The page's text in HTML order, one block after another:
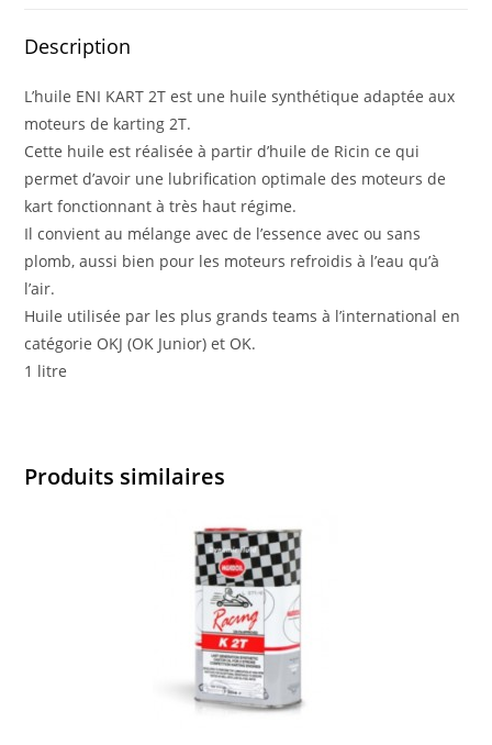
Description
L’huile ENI KART 2T est une huile synthétique adaptée aux
moteurs de karting 2T.
Cette huile est réalisée à partir d’huile de Ricin ce qui
permet d’avoir une lubrification optimale des moteurs de
kart fonctionnant à très haut régime.
Il convient au mélange avec de l’essence avec ou sans
plomb, aussi bien pour les moteurs refroidis à l’eau qu’à
l’air.
Huile utilisée par les plus grands teams à l’international en
catégorie OKJ (OK Junior) et OK.
1 litre
Produits similaires